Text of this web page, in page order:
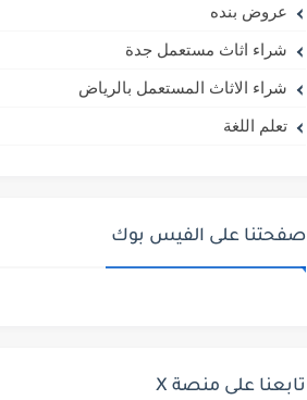
عروض بنده
شراء اثاث مستعمل جدة
شراء الاثاث المستعمل بالرياض
تعلم اللغة
صفحتنا على الفيس بوك
تابعنا على منصة X